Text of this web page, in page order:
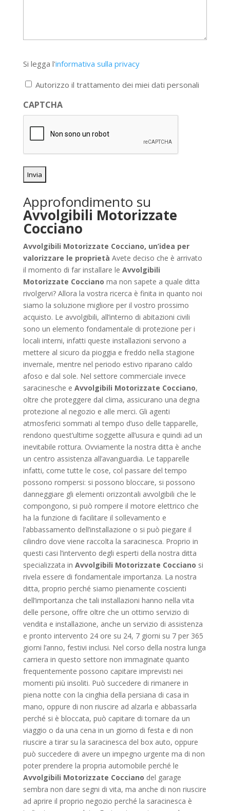
legga
l'informativa
privacy
*
Si legga l'informativa sulla privacy
Autorizzo il trattamento dei miei dati personali
CAPTCHA
Approfondimento su
Avvolgibili Motorizzate
Cocciano
Avvolgibili Motorizzate Cocciano, un’idea per
valorizzare le proprietà Avete deciso che è arrivato
il momento di far installare le Avvolgibili
Motorizzate Cocciano ma non sapete a quale ditta
rivolgervi? Allora la vostra ricerca è finita in quanto noi
siamo la soluzione migliore per il vostro prossimo
acquisto. Le avvolgibili, all’interno di abitazioni civili
sono un elemento fondamentale di protezione per i
locali interni, infatti queste installazioni servono a
mettere al sicuro da pioggia e freddo nella stagione
invernale, mentre nel periodo estivo riparano caldo
afoso e dal sole. Nel settore commerciale invece
saracinesche e Avvolgibili Motorizzate Cocciano,
oltre che proteggere dal clima, assicurano una degna
protezione al negozio e alle merci. Gli agenti
atmosferici sommati al tempo d’uso delle tapparelle,
rendono quest’ultime soggette all’usura e quindi ad un
inevitabile rottura. Ovviamente la nostra ditta è anche
un centro assistenza all’avanguardia. Le tapparelle
infatti, come tutte le cose, col passare del tempo
possono rompersi: si possono bloccare, si possono
danneggiare gli elementi orizzontali avvolgibili che le
compongono, si può rompere il motore elettrico che
ha la funzione di facilitare il sollevamento e
l’abbassamento dell’installazione o si può piegare il
cilindro dove viene raccolta la saracinesca. Proprio in
questi casi l’intervento degli esperti della nostra ditta
specializzata in Avvolgibili Motorizzate Cocciano si
rivela essere di fondamentale importanza. La nostra
ditta, proprio perché siamo pienamente coscienti
dell’importanza che tali installazioni hanno nella vita
delle persone, offre oltre che un ottimo servizio di
vendita e installazione, anche un servizio di assistenza
e pronto intervento 24 ore su 24, 7 giorni su 7 per 365
giorni l’anno, festivi inclusi. Nel corso della nostra lunga
carriera in questo settore non immaginate quanto
frequentemente possono capitare imprevisti nei
momenti più insoliti. Può succedere di rimanere in
piena notte con la cinghia della persiana di casa in
mano, oppure di non riuscire ad alzarla e abbassarla
perché si è bloccata, può capitare di tornare da un
viaggio o da una cena in un giorno di festa e di non
riuscire a tirar su la saracinesca del box auto, oppure
può succedere di avere un impegno urgente ma di non
poter prendere la propria automobile perché le
Avvolgibili Motorizzate Cocciano del garage
sembra non dare segni di vita, ma anche di non riuscire
ad aprire il proprio negozio perché la saracinesca è